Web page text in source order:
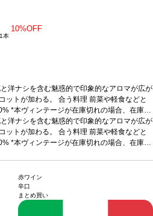
本
10%OFF
洋ナシを含む魅惑的で印象的なアロマが広が
ットが加わる。 合う料理 前菜や軽食などと
*本ヴィンテージが在庫切れの場合、在庫が
ヴィンテージに変更されます、ご了承くださ
洋ナシを含む魅惑的で印象的なアロマが広が
ットが加わる。 合う料理 前菜や軽食などと
*本ヴィンテージが在庫切れの場合、在庫が
赤ワイン
辛口
まとめ買い